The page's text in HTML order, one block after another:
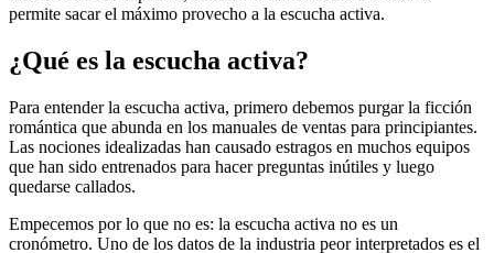
permite sacar el máximo provecho a la escucha activa.
¿Qué es la escucha activa?
Para entender la escucha activa, primero debemos purgar la ficción
romántica que abunda en los manuales de ventas para principiantes.
Las nociones idealizadas han causado estragos en muchos equipos
que han sido entrenados para hacer preguntas inútiles y luego
quedarse callados.
Empecemos por lo que no es: la escucha activa no es un
cronómetro. Uno de los datos de la industria peor interpretados es el